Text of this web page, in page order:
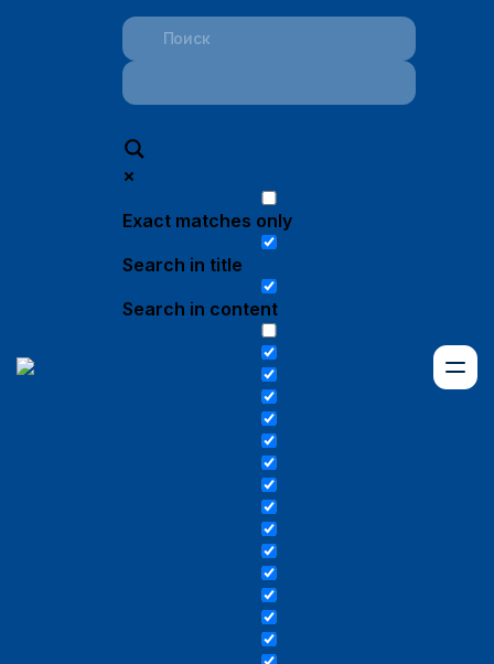
Exact matches only
Search in title
Search in content